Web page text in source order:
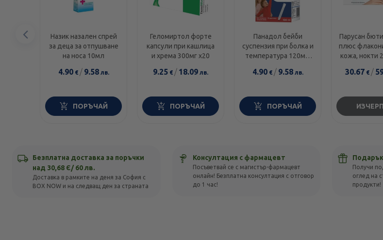
Назик назален спрей
за деца за отпушване
на носа 10мл
4.90€ / 9.58лв.
ПОРЪЧАЙ
Геломиртол форте
капсули при кашлица
и хрема 300мг х20
9.25 € / 18.09 лв.
ПОРЪЧАЙ
Панадол бейби
суспензия при болка и
температура 120мг/
4.90€ / 9.58лв.
ПОРЪЧАЙ
Парусан
плюс
кожа, нокти
30.67€ /
Предишен
елемент
Безплатна доставка за поръчки
над 30,68 Є/ 60 лв.
Доставка в рамките на деня за София с
BOX NOW и на следващ ден за страната
Консултация с фармацевт
Посъветвай се с магистър-фармацевт
онлайн! Безплатна консултация с отговор
до 1 час!
Подарък
Получи
оглед на
продукти!